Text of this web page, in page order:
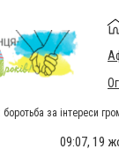
за інтереси
09:07, 19